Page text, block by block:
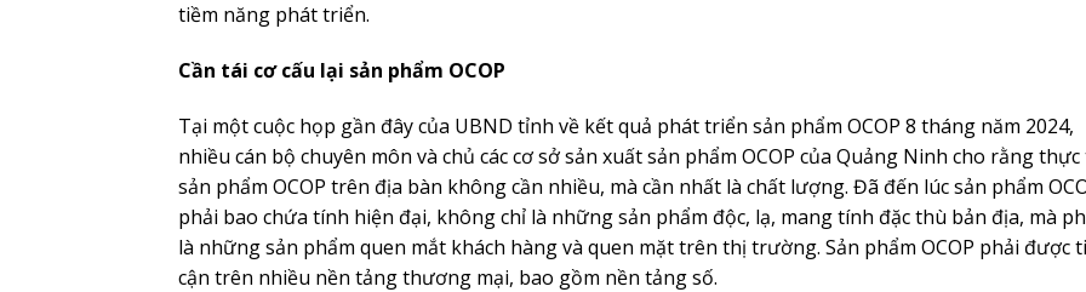
tiềm năng phát triển.
Cần tái cơ cấu lại sản phẩm OCOP
Tại một cuộc họp gần đây của UBND tỉnh về kết quả phát triển sản phẩm OCOP 8 tháng năm 2024,
nhiều cán bộ chuyên môn và chủ các cơ sở sản xuất sản phẩm OCOP của Quảng Ninh cho rằng thực
sản phẩm OCOP trên địa bàn không cần nhiều, mà cần nhất là chất lượng. Đã đến lúc sản phẩm
phải bao chứa tính hiện đại, không chỉ là những sản phẩm độc, lạ, mang tính đặc thù bản địa, mà
là những sản phẩm quen mắt khách hàng và quen mặt trên thị trường. Sản phẩm OCOP phải được
cận trên nhiều nền tảng thương mại, bao gồm nền tảng số.